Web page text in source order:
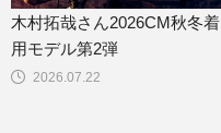
2026.07.22
木村拓哉さん2026CM秋冬着
用モデル第2弾